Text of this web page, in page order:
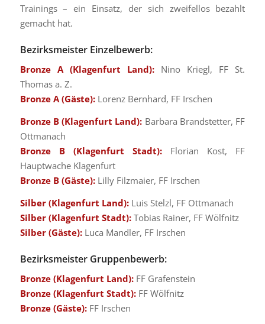
Trainings – ein Einsatz, der sich zweifellos bezahlt
gemacht hat.
Bezirksmeister Einzelbewerb:
Bronze A (Klagenfurt Land):Nino Kriegl, FF St.
Thomas a. Z.
Bronze A (Gäste):Lorenz Bernhard, FF Irschen
Bronze B (Klagenfurt Land): Barbara Brandstetter, FF
Ottmanach
Bronze B (Klagenfurt Stadt): Florian Kost, FF
Hauptwache Klagenfurt
Bronze B (Gäste):Lilly Filzmaier, FF Irschen
Silber (Klagenfurt Land):Luis Stelzl, FF Ottmanach
Silber (Klagenfurt Stadt):Tobias Rainer, FF Wölfnitz
Silber (Gäste):Luca Mandler, FF Irschen
Bezirksmeister Gruppenbewerb:
Bronze (Klagenfurt Land):FF Grafenstein
Bronze (Klagenfurt Stadt):FF Wölfnitz
Bronze (Gäste):FF Irschen